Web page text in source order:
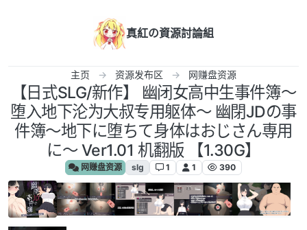
真紅の資源討論組
主页 资源发布区 网赚盘资源
【日式SLG/新作】 幽闭女高中生事件簿～
堕入地下沦为大叔专用躯体～ 幽閉JDの事
件簿～地下に堕ちて身体はおじさん専用
に～ Ver1.01 机翻版 【1.30G】
网赚盘资源 slg 1 1 390